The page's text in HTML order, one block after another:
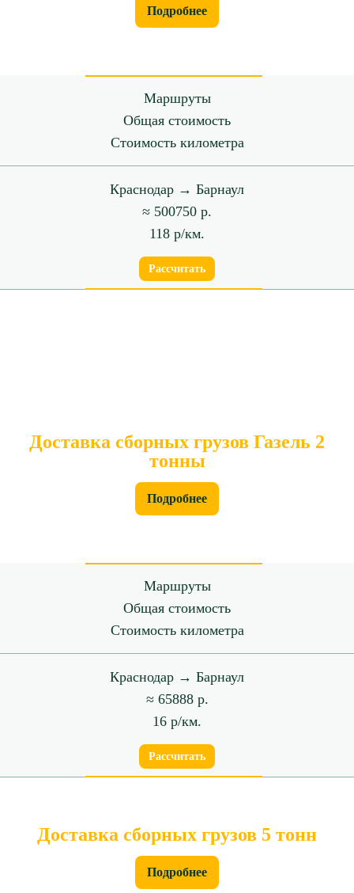
Подробнее
Маршруты
Общая стоимость
Стоимость километра
Краснодар → Барнаул
≈ 500750 р.
118 р/км.
Рассчитать
Доставка сборных грузов Газель 2
тонны
Подробнее
Маршруты
Общая стоимость
Стоимость километра
Краснодар → Барнаул
≈ 65888 р.
16 р/км.
Рассчитать
Доставка сборных грузов 5 тонн
Подробнее